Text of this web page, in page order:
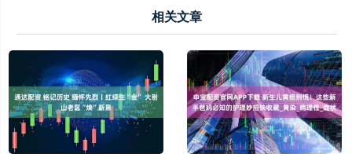
相关文章